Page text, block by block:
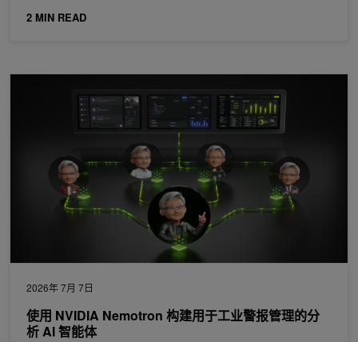
2 MIN READ
2026年 7月 7日
使用 NVIDIA Nemotron 构建用于工业警报管理的分
析 AI 智能体
使用 NVIDIA Nemotron 构建用于工业警报管理的分析 AI 智能体